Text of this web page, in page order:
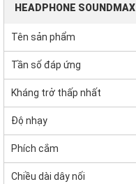
HEADPHONE SOUNDMAX
Tên sản phẩm
Tần số đáp ứng
Kháng trở thấp nhất
Độ nhạy
Phích cắm
Chiều dài dây nối